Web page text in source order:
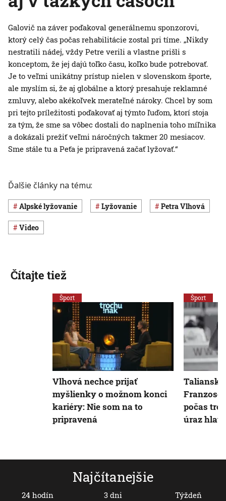
Galovič na záver poďakoval generálnemu sponzorovi,
ktorý celý čas počas rehabilitácie zostal pri tíme. „Nikdy
nestratili nádej, vždy Petre verili a vlastne prišli s
konceptom, že jej dajú toľko času, koľko bude potrebovať.
Je to veľmi unikátny prístup nielen v slovenskom športe,
ale myslím si, že aj globálne a ktorý presahuje reklamné
zmluvy, alebo akékoľvek merateľné nároky. Chcel by som
pri tejto príležitosti poďakovať aj týmto ľuďom, ktorí stoja
za tým, že sme sa vôbec dostali do naplnenia toho míľnika
a dokázali prežiť veľmi náročných takmer 20 mesiacov.
Sme stále tu a Peťa je pripravená začať lyžovať.“
Ďalšie články na tému:
alpské lyžovanie Lyžovanie Petra Vlhová
Video
Najčítanejšie
24 hodín 3 dni Týždeň
Čítajte tiež
Šport
Vlhová nechce prijať
myšlienky o možnom konci
kariéry: Nie som na to
pripravená
Šport
Franzoso
počas
úraz